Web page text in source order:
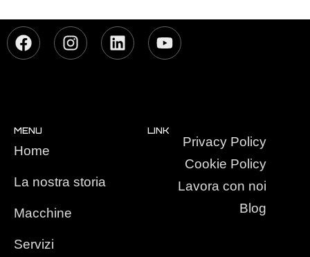
MENU
Home
La nostra storia
Macchine
Servizi
LINK
Privacy Policy
Cookie Policy
Lavora con noi
Blog